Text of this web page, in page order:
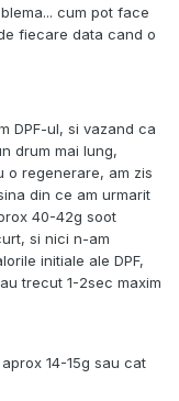
cum pot face
fiecare data cand o
DPF-ul, si vazand ca
drum mai lung,
o regenerare, am zis
din ce am urmarit
40-42g soot
si nici n-am
initiale ale DPF,
trecut 1-2sec maxim
14-15g sau cat